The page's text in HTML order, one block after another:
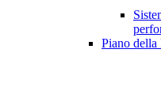
Piano della